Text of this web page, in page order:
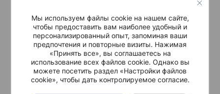
Мы используем файлы cookie на нашем сайте,
чтобы предоставить вам наиболее удобный и
персонализированный опыт, запоминая ваши
предпочтения и повторные визиты. Нажимая
«Принять все», вы соглашаетесь на
использование всех файлов cookie. Однако вы
можете посетить раздел «Настройки файлов
cookie», чтобы дать контролируемое согласие.